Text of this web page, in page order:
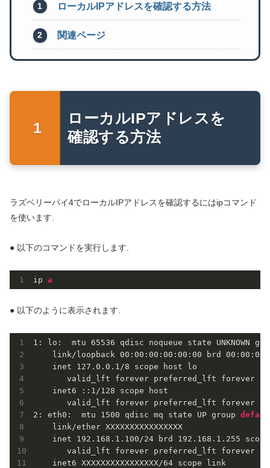
ローカルIPアドレスを確認する方法
関連ページ
ローカルIPアドレスを
確認する方法
ラズベリーパイ4でローカルIPアドレスを確認するにはipコマンド
を使います.
● 以下のコマンドを実行します.
ip a
● 以下のように表示されます.
1 : lo: mtu 65536 qdisc noqueue state UNKNOWN
    link/loopback
00 : 00 : 00 : 00 : 00 : 00 brd 00 : 00 : 00
    inet
127.0 .0 .1 /8 scope host lo
       valid_lft forever preferred_lft forever
    inet6 ::
1 /128 scope host
2 : eth0: mtu 1500 qdisc mq state UP group
    link/ether XXXXXXXXXXXXXXXX
    inet
192.168 .1 .100 /24 brd 192.168 .1 .255
       valid_lft forever preferred_lft forever
    inet6 XXXXXXXXXXXXXXXX/
64 scope link